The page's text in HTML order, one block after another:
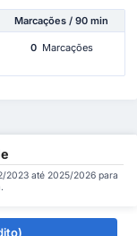
Marcações / 90 min
0 Marcações
2023 até 2025/2026 para